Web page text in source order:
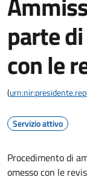
parte
con le
(
Servizio attivo
Procedimento di
omesso con le